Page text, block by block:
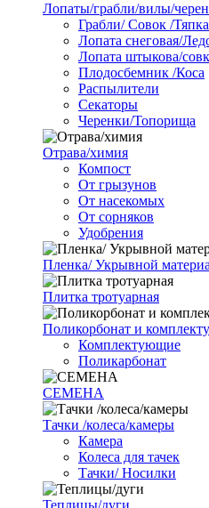
Лопаты/грабли/вилы/
Грабли/ Совок /Тяпка
Лопата снеговая/
Лопата штыкова/
Плодосбемник /Коса
Распылители
Секаторы
Черенки/Топорища
Отрава/химия
Компост
От грызунов
От насекомых
От сорняков
Удобрения
Пленка/ Укрывной
Плитка тротуарная
Поликорбонат и
Комплектующие
Поликарбонат
СЕМЕНА
Тачки /колеса/камеры
Камера
Колеса для тачек
Тачки/ Носилки
Теплицы/дуги